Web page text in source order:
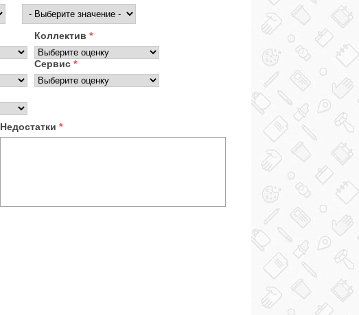
Коллектив *
Сервис *
Недостатки *